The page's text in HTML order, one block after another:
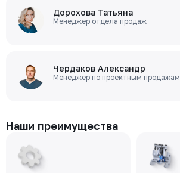
Дорохова Татьяна
Менеджер отдела продаж
Чердаков Александр
Менеджер по проектным продажам
Наши преимущества